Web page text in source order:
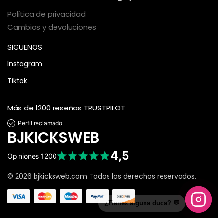
Política de privacidad
Cambios y devoluciones
SIGUENOS
Instagram
Tiktok
Más de 1200 reseñas TRUSTPILOT
Perfil reclamado
BJKICKSWEB
Opiniones 1200 4,5
© 2026 bjkicksweb.com Todos los derechos reservados.
¿Tienes alguna duda? 💬